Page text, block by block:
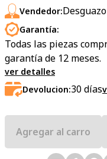
Vendedor:
Garantía:
Todas las piezas
garantía de 12 meses.
ver detalles
Devolucion:30días
Agregar al carro